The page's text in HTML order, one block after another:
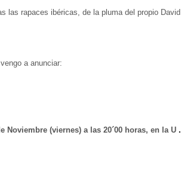
las rapaces ibéricas, de la pluma del propio David
a anunciar:
Noviembre (viernes) a las 20´00 horas, en la U .